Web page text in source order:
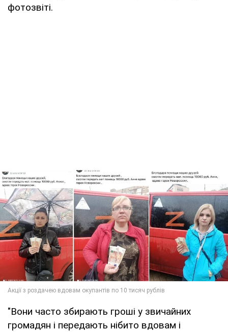
фотозвіті.
"Вони часто збирають гроші у звичайних
громадян і передають нібито вдовам і